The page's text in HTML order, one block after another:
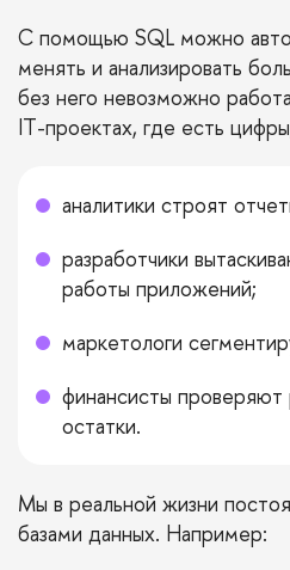
С помощью SQL можно
менять и анализировать
без него невозможно
IT-проектах, где есть
аналитики строят
разработчики
работы приложений;
маркетологи
финансисты
остатки.
Мы в реальной жизни
базами данных. Например: